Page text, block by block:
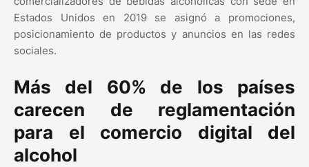
Estados Unidos en 2019 se asignó a promociones,
posicionamiento de productos y anuncios en las redes
sociales.
Más del 60% de los países
carecen de reglamentación
para el comercio digital del
alcohol